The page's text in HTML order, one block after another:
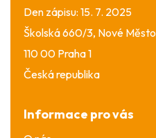
Den zápisu: 15. 7. 2025
Školská 660/3, Nové Město
110 00 Praha 1
Česká republika
Informace pro vás